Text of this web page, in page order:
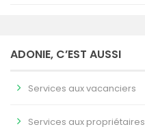
ADONIE, C’EST AUSSI
Services aux vacanciers
Services aux propriétaires